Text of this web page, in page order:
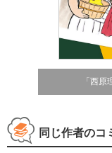
「西
同じ作者のコ